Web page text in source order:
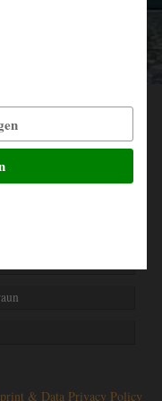
& Data Privacy Policy